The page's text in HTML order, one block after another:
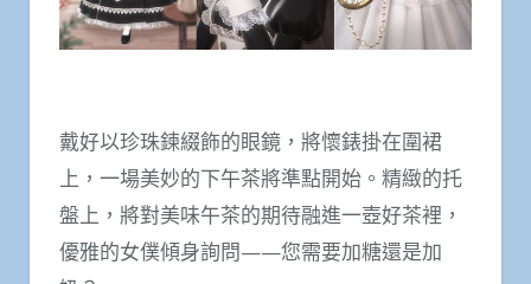
戴好以珍珠鍊綴飾的眼鏡，將懷錶掛在圍裙
上，一場美妙的下午茶將準點開始。精緻的托
盤上，將對美味午茶的期待融進一壺好茶裡，
優雅的女僕傾身詢問——您需要加糖還是加